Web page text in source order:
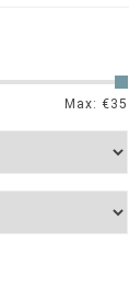
Max: €35